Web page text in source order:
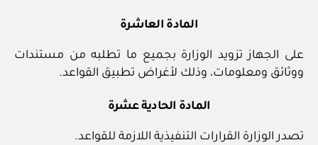
المادة العاشرة
على الجهاز تزويد الوزارة بجميع ما تطلبه من مستندات
ووثائق ومعلومات، وذلك لأغراض تطبيق القواعد.
المادة الحادية عشرة
تصدر الوزارة القرارات التنفيذية اللازمة للقواعد.